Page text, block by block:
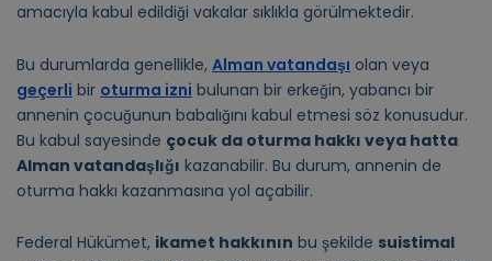
amacıyla kabul edildiği vakalar sıklıkla görülmektedir.
Bu durumlarda genellikle, Alman vatandaşı olan veya
geçerli bir oturma izni bulunan bir erkeğin, yabancı bir
annenin çocuğunun babalığını kabul etmesi söz konusudur.
Bu kabul sayesinde çocuk da oturma hakkı veya hatta
Alman vatandaşlığı kazanabilir. Bu durum, annenin de
oturma hakkı kazanmasına yol açabilir.
Federal Hükümet, ikamet hakkının bu şekilde suistimal